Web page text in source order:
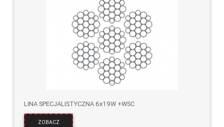
LINA SPECJALISTYCZNA 6x19W +WSC
ZOBACZ